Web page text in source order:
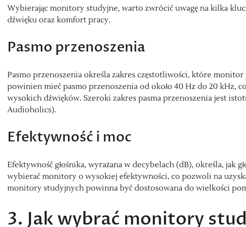
Wybierając monitory studyjne, warto zwrócić uwagę na kilka
dźwięku oraz komfort pracy.
Pasmo przenoszenia
Pasmo przenoszenia określa zakres częstotliwości, które
powinien mieć pasmo przenoszenia od około 40 Hz do 20 kHz,
wysokich dźwięków. Szeroki zakres pasma przenoszenia jest
Audioholics).
Efektywność i moc
Efektywność głośnika, wyrażana w decybelach (dB), określa, jak
wybierać monitory o wysokiej efektywności, co pozwoli na
monitory studyjnych powinna być dostosowana do wielkości
3. Jak wybrać monitory